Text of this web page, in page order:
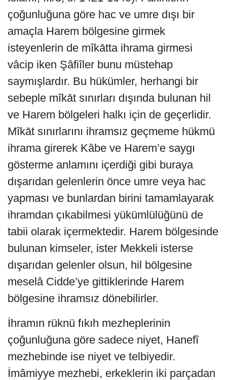
çoğunluğuna göre hac ve umre dışı bir
amaçla Harem bölgesine girmek
isteyenlerin de mîkātta ihrama girmesi
vâcip iken Şâfiîler bunu müstehap
saymışlardır. Bu hükümler, herhangi bir
sebeple mîkāt sınırları dışında bulunan hil
ve Harem bölgeleri halkı için de geçerlidir.
Mîkāt sınırlarını ihramsız geçmeme hükmü
ihrama girerek Kâbe ve Harem’e saygı
gösterme anlamını içerdiği gibi buraya
dışarıdan gelenlerin önce umre veya hac
yapması ve bunlardan birini tamamlayarak
ihramdan çıkabilmesi yükümlülüğünü de
tabii olarak içermektedir. Harem bölgesinde
bulunan kimseler, ister Mekkeli isterse
dışarıdan gelenler olsun, hil bölgesine
meselâ Cidde’ye gittiklerinde Harem
bölgesine ihramsız dönebilirler.
İhramın rüknü fıkıh mezheplerinin
çoğunluğuna göre sadece niyet, Hanefî
mezhebinde ise niyet ve telbiyedir.
İmâmiyye mezhebi, erkeklerin iki parçadan